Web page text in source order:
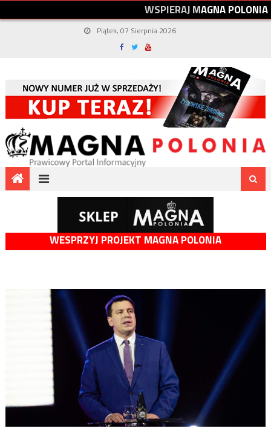
WSPIERAJMAGNAPOLONIA
Piątek, 07 Sierpnia 2026
WESPRZYJ PROJEKT MAGNA POLONIA